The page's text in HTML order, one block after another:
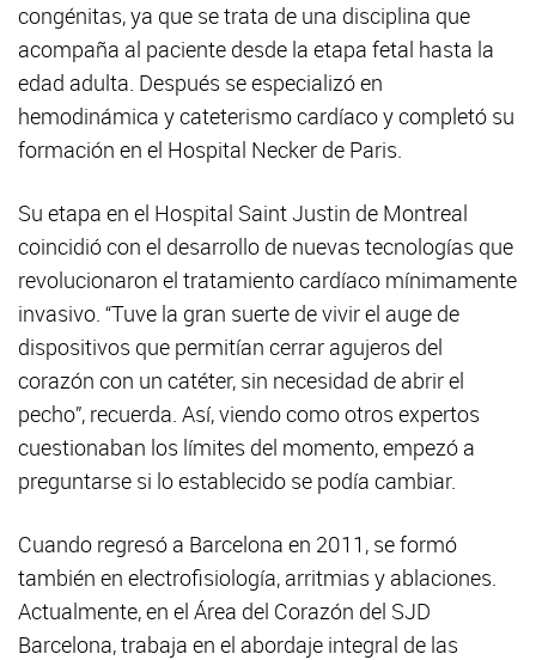
congénitas, ya que se trata de una disciplina que
acompaña al paciente desde la etapa fetal hasta la
edad adulta. Después se especializó en
hemodinámica y cateterismo cardíaco y completó su
formación en el Hospital Necker de Paris.
Su etapa en el Hospital Saint Justin de Montreal
coincidió con el desarrollo de nuevas tecnologías que
revolucionaron el tratamiento cardíaco mínimamente
invasivo. “Tuve la gran suerte de vivir el auge de
dispositivos que permitían cerrar agujeros del
corazón con un catéter, sin necesidad de abrir el
pecho”, recuerda. Así, viendo como otros expertos
cuestionaban los límites del momento, empezó a
preguntarse si lo establecido se podía cambiar.
Cuando regresó a Barcelona en 2011, se formó
también en electrofisiología, arritmias y ablaciones.
Actualmente, en el Área del Corazón del SJD
Barcelona, trabaja en el abordaje integral de las